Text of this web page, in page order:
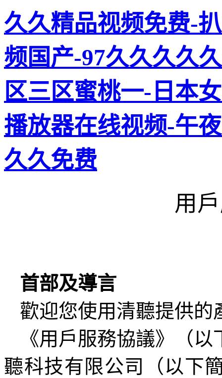
久久精品视频免费-
频国产-97久久久久
区三区蜜桃一-日本
播放器在线视频-午
久久免费
用
首部及導言
歡迎您使用清聽提供的
《用戶服務協議》（
聽科技有限公司（以下